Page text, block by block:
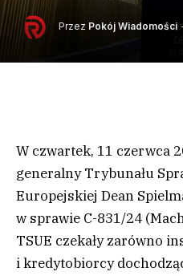
Przez Pokój Wiadomości
W czwartek, 11 czerwca
generalny Trybunału
Europejskiej Dean
w sprawie C-831/24
TSUE czekały zarówno
i kredytobiorcy